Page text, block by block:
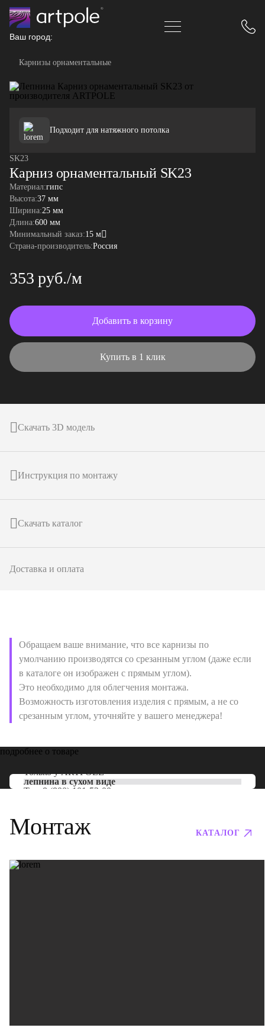
Ваш город:
Карнизы орнаментальные
Подходит для натяжного потолка
SK23
Карниз орнаментальный SK23
Материал:гипс
Высота:37 мм
Ширина:25 мм
Длина:600 мм
Минимальный заказ:15 м
Страна-производитель:Россия
353 руб./м
Добавить в корзину
Купить в 1 клик
Скачать 3D модель
Инструкция по монтажу
Скачать каталог
Доставка и оплата
Обращаем ваше внимание, что все карнизы по
умолчанию производятся со срезанным углом (даже если
в каталоге он изображен с прямым углом).
Это необходимо для облегчения монтажа.
Возможность изготовления изделия с прямым, а не со
срезанным углом, уточняйте у вашего менеджера!
подробнее о товаре
Только уARTPOLE
лепнина в сухом виде
Тел: 8 (800) 101-53-00
Монтаж КАТАЛОГ